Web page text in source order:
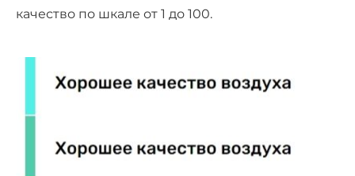
качество по шкале от 1 до 100.